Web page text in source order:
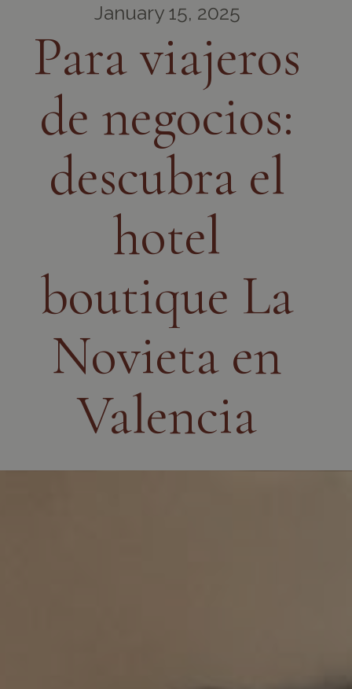
January 15, 2025
Para viajeros
de negocios:
descubra el
hotel
boutique La
Novieta en
Valencia